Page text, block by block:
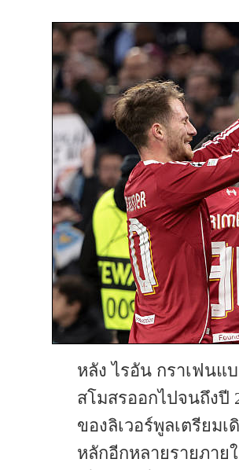
หลัง ไรอัน กราเฟนแ
สโมสรออกไปจนถึงปี
ของลิเวอร์พูลเตรียม
หลักอีกหลายรายภา